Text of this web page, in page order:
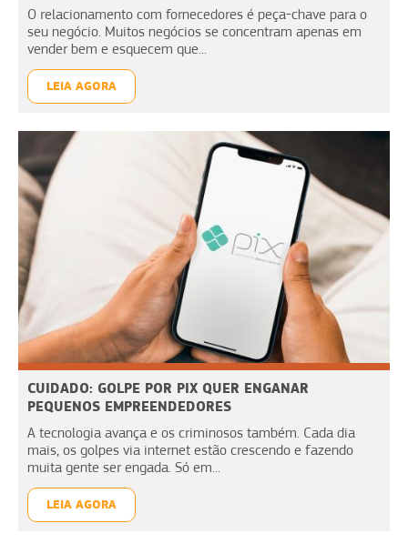
O relacionamento com fornecedores é peça-chave para o
seu negócio. Muitos negócios se concentram apenas em
vender bem e esquecem que...
LEIA AGORA
CUIDADO: GOLPE POR PIX QUER ENGANAR
PEQUENOS EMPREENDEDORES
A tecnologia avança e os criminosos também. Cada dia
mais, os golpes via internet estão crescendo e fazendo
muita gente ser engada. Só em...
LEIA AGORA